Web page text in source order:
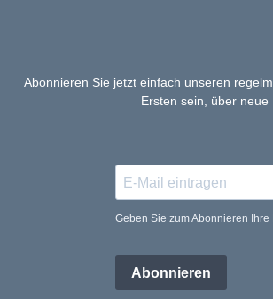
Abonnieren Sie jetzt einfach unseren
Ersten sein, über
Geben Sie zum Abonnieren
Abonnieren